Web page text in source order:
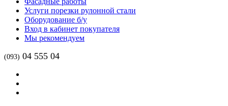
Услуги порезки рулонной стали
Оборудование б/у
Вход в кабинет покупателя
Мы рекомендуем
(093) 04 555 04